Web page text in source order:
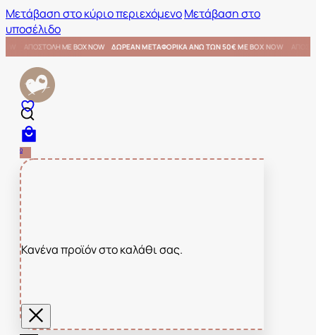
Μετάβαση στο κύριο περιεχόμενοΜετάβαση στο
υποσέλιδο
ΜΕ BOX NOW ΑΠΟΣΤΟΛΗ ΜΕ BOX NOW ΔΩΡΕΑΝ ΜΕΤΑΦΟΡΙΚΑ ΑΝΩ ΤΩΝ 50€ ΜΕ BOX
0
Κανένα προϊόν στο καλάθι σας.